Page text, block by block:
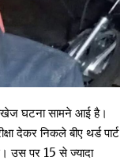
घटना सामने आई है।
देकर निकले बीए थर्ड पार्ट
उस पर 15 से ज्यादा